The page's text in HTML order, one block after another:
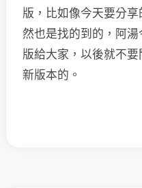
版，比如像今天要分
然也是找的到的，阿
版給大家，以後就不
新版本的。